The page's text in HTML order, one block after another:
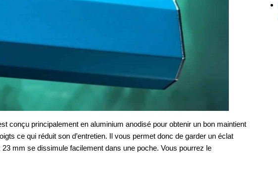
conçu principalement en aluminium anodisé pour obtenir un bon maintient
ce qui réduit son d’entretien. Il vous permet donc de garder un éclat
mm se dissimule facilement dans une poche. Vous pourrez le